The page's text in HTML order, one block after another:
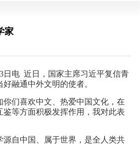
家
日电 近日，国家主席习近平复信青
融通中外文明的使者。
你们喜欢中文、热爱中国文化，在
鉴等方面积极发挥作用，我对此表
源自中国、属于世界，是全人类共